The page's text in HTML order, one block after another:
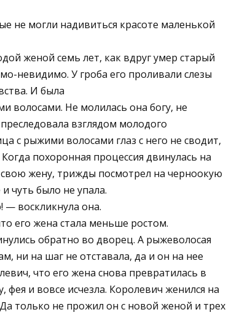
не могли надивиться красоте маленькой
женой семь лет, как вдруг умер старый
невидимо. У гроба его проливали слезы
И была
волосами. Не молилась она богу, не
взглядом молодого
с рыжими волосами глаз с него не сводит,
похоронная процессия двинулась на
жену, трижды посмотрел на черноокую
чуть было не упала.
— воскликнула она.
его жена стала меньше ростом.
обратно во дворец. А рыжеволосая
ни на шаг не отставала, да и он на нее
что его жена снова превратилась в
и вовсе исчезла. Королевич женился на
только не прожил он с новой женой и трех